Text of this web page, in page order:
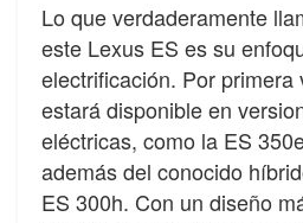
Lo que verdaderamente
este Lexus ES es su
electrificación. Por primera
estará disponible en
eléctricas, como la ES
además del conocido
ES 300h. Con un diseño